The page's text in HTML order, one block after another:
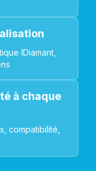
IDiamant,
à chaque
compatibilité,